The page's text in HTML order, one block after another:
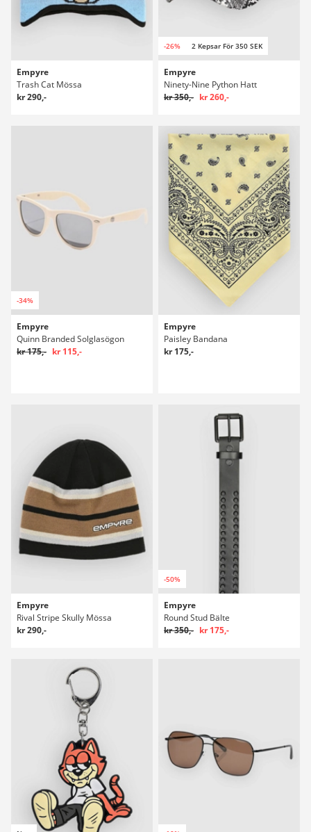
Empyre
Trash Cat Mössa
kr 290,-
-26% 2 Kepsar För 350 SEK
Empyre
Ninety-Nine Python Hatt
kr 350,- kr 260,-
-34%
Empyre
Quinn Branded Solglasögon
kr 175,- kr 115,-
Empyre
Paisley Bandana
kr 175,-
Empyre
Rival Stripe Skully Mössa
kr 290,-
-50%
Empyre
Round Stud Bälte
kr 350,- kr 175,-